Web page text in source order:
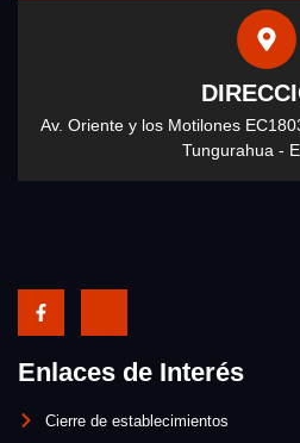
Av. Oriente y los Motilones
Tungurahua -
Enlaces de Interés
Cierre de establecimientos